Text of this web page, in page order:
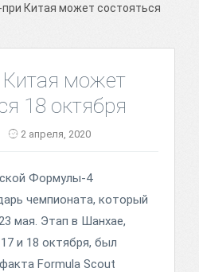
при Китая может состояться
Китая может
18 октября
2 апреля, 2020
Формулы-4
чемпионата, который
мая. Этап в Шанхае,
и 18 октября, был
Formula Scout